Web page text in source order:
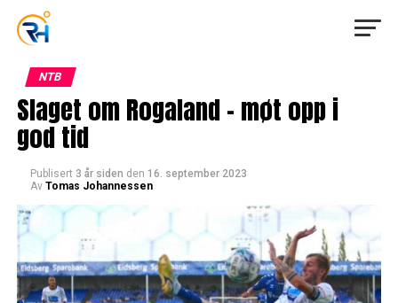
NTB
Slaget om Rogaland – møt opp i
god tid
Publisert 3 år siden den 16. september 2023
Av Tomas Johannessen